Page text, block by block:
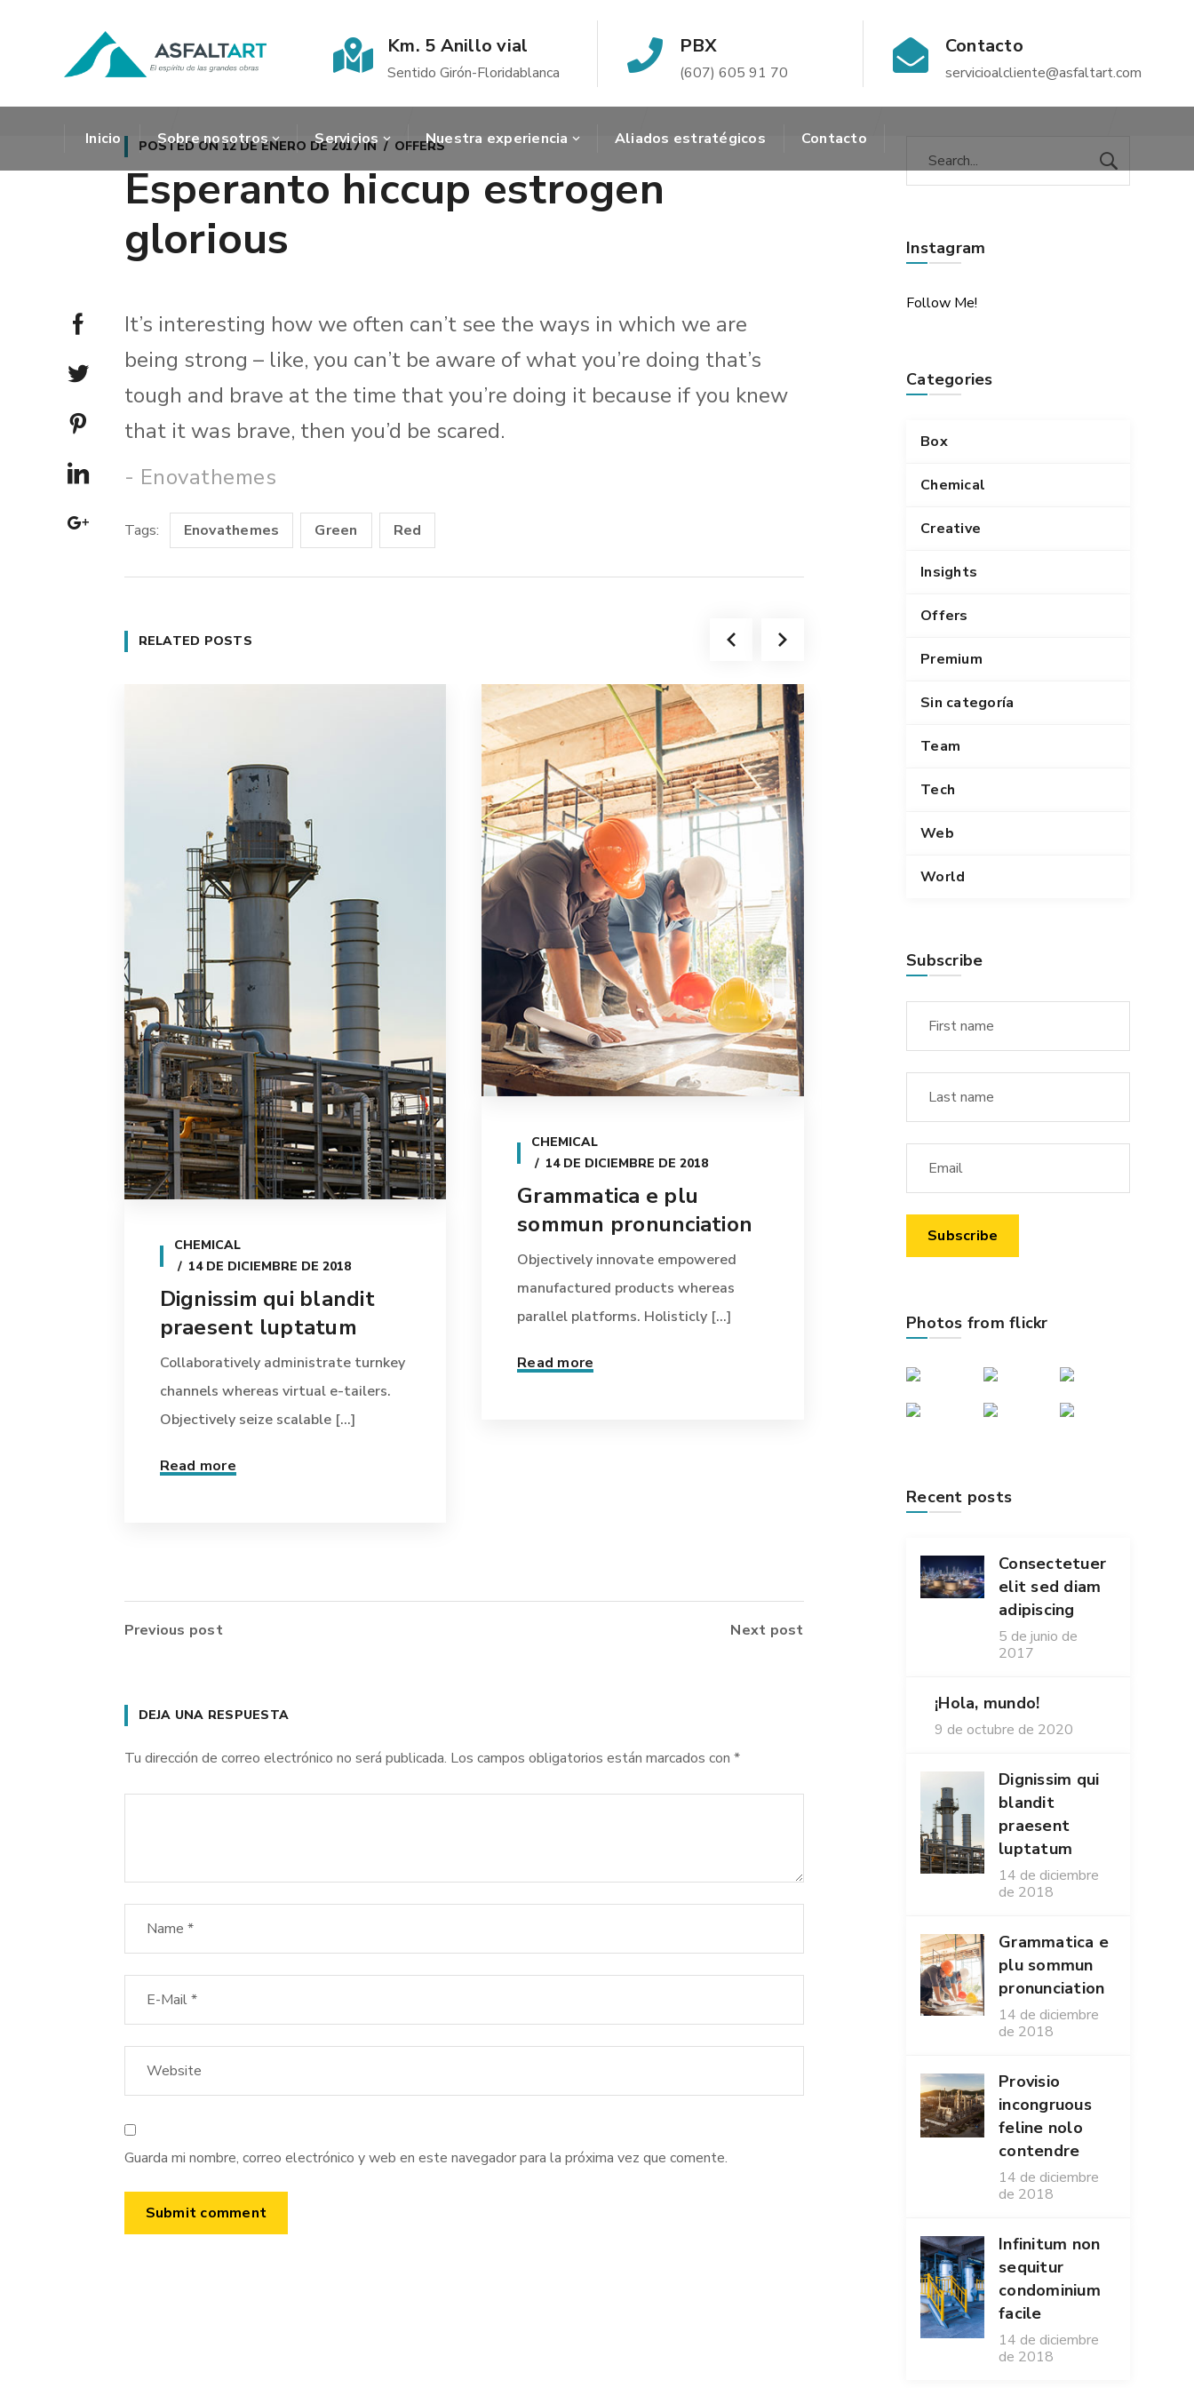
Km. 5 Anillo vial
Sentido Girón-Floridablanca
PBX
(607) 605 91 70
Contacto
servicioalcliente@asfaltart.com
Inicio Sobre nosotros Servicios Nuestra experiencia Aliados estratégicos Contacto
POSTED ON12 DE ENERO DE 2017IN OFFERS
Esperanto hiccup estrogen
glorious
It’s interesting how we often can’t see the ways in which we are
being strong – like, you can’t be aware of what you’re doing that’s
tough and brave at the time that you’re doing it because if you knew
that it was brave, then you’d be scared.
- Enovathemes
Tags: Enovathemes Green Red
RELATED POSTS
CHEMICAL
14 DE DICIEMBRE DE 2018
Dignissim qui blandit
praesent luptatum
Collaboratively administrate turnkey
channels whereas virtual e-tailers.
Objectively seize scalable [...]
Read more
CHEMICAL
14 DE DICIEMBRE DE 2018
Grammatica e plu
sommun pronunciation
Objectively innovate empowered
manufactured products whereas
parallel platforms. Holisticly [...]
Read more
CHEMICAL
14 DE DICIEMBRE DE 2018
Provisio incongruous
Bring to the table win-win survival
strategies to ensure proactive
domination. At the end of the day,
Previous post Next post
DEJA UNA RESPUESTA
Tu dirección de correo electrónico no será publicada. Los campos obligatorios están marcados con *
Guarda mi nombre, correo electrónico y web en este navegador para la próxima vez que comente.
Instagram
Follow Me!
Categories
Box
Chemical
Creative
Insights
Offers
Premium
Sin categoría
Team
Tech
Web
World
Subscribe
Photos from flickr
Recent posts
Consectetuer
elit sed diam
adipiscing
5 de junio de
2017
¡Hola, mundo!
9 de octubre de 2020
Dignissim qui
blandit
praesent
luptatum
14 de diciembre
de 2018
Grammatica e
plu sommun
pronunciation
14 de diciembre
de 2018
Provisio
incongruous
feline nolo
contendre
14 de diciembre
de 2018
Infinitum non
sequitur
condominium
facile
14 de diciembre
de 2018